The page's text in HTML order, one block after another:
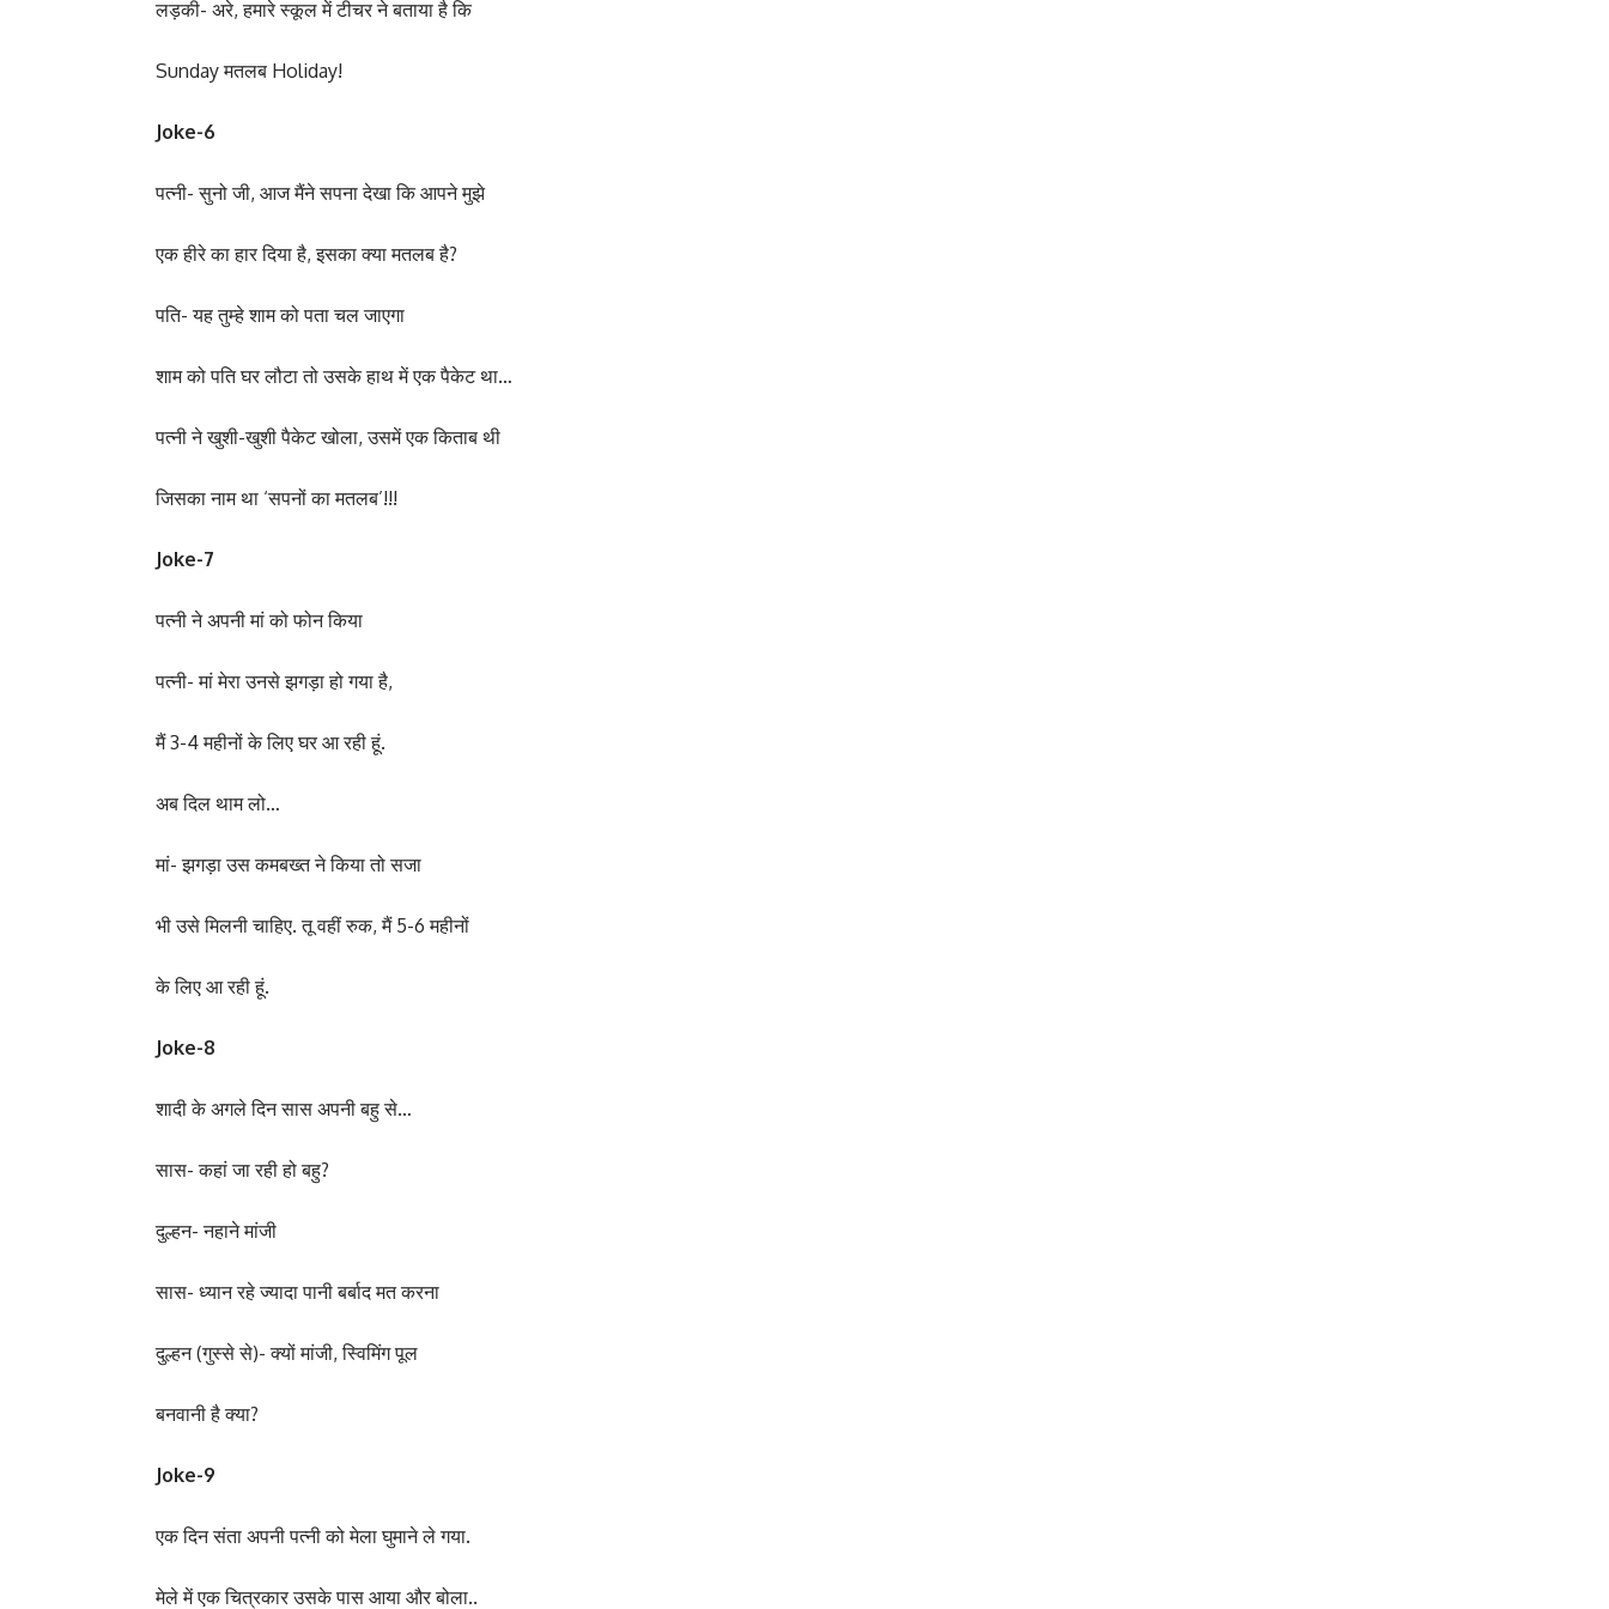
लड़की- अरे, हमारे स्कूल में टीचर ने बताया है कि
Sunday मतलब Holiday!
Joke-6
पत्नी- सुनो जी, आज मैंने सपना देखा कि आपने मुझे
एक हीरे का हार दिया है, इसका क्या मतलब है?
पति- यह तुम्हे शाम को पता चल जाएगा
शाम को पति घर लौटा तो उसके हाथ में एक पैकेट था…
पत्नी ने खुशी-खुशी पैकेट खोला, उसमें एक किताब थी
जिसका नाम था ‘सपनों का मतलब’!!!
Joke-7
पत्नी ने अपनी मां को फोन किया
पत्नी- मां मेरा उनसे झगड़ा हो गया है,
मैं 3-4 महीनों के लिए घर आ रही हूं.
अब दिल थाम लो…
मां- झगड़ा उस कमबख्त ने किया तो सजा
भी उसे मिलनी चाहिए. तू वहीं रुक, मैं 5-6 महीनों
के लिए आ रही हूं.
Joke-8
शादी के अगले दिन सास अपनी बहु से…
सास- कहां जा रही हो बहु?
दुल्हन- नहाने मांजी
सास- ध्यान रहे ज्यादा पानी बर्बाद मत करना
दुल्हन (गुस्से से)- क्यों मांजी, स्विमिंग पूल
बनवानी है क्या?
Joke-9
एक दिन संता अपनी पत्नी को मेला घुमाने ले गया.
मेले में एक चित्रकार उसके पास आया और बोला..